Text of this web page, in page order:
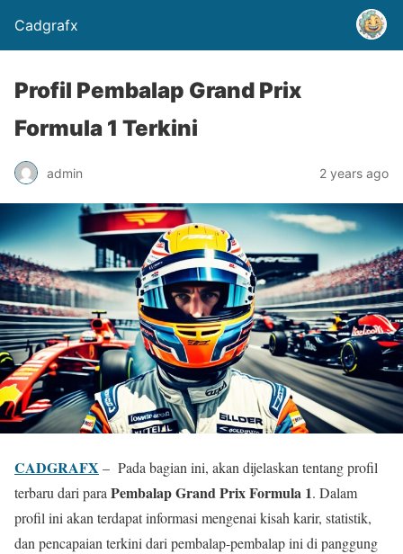
Cadgrafx
Profil Pembalap Grand Prix
Formula 1 Terkini
admin 2 years ago
CADGRAFX – Pada bagian ini, akan dijelaskan tentang profil
terbaru dari para Pembalap Grand Prix Formula 1. Dalam
profil ini akan terdapat informasi mengenai kisah karir, statistik,
dan pencapaian terkini dari pembalap-pembalap ini di panggung